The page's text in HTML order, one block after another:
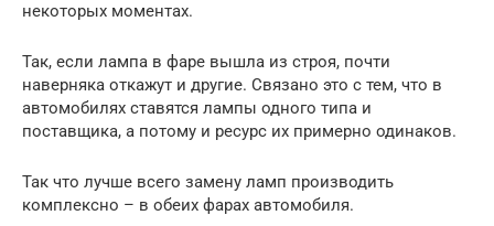
некоторых моментах.
Так, если лампа в фаре вышла из строя, почти
наверняка откажут и другие. Связано это с тем, что в
автомобилях ставятся лампы одного типа и
поставщика, а потому и ресурс их примерно одинаков.
Так что лучше всего замену ламп производить
комплексно – в обеих фарах автомобиля.